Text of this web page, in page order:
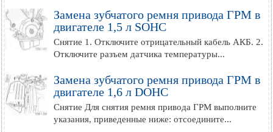
Замена зубчатого ремня привода ГРМ в
двигателе 1,5 л SOHC
Снятие 1. Отключите отрицательный кабель АКБ. 2.
Отключите разъем датчика температуры...
Замена зубчатого ремня привода ГРМ в
двигателе 1,6 л DOHC
Снятие Для снятия ремня привода ГРМ выполните
указания, приведенные ниже: отсоедините...